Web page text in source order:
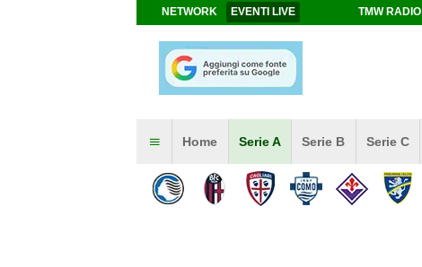
NETWORK EVENTI LIVE TMW RADIO
Home Serie A Serie B Serie C